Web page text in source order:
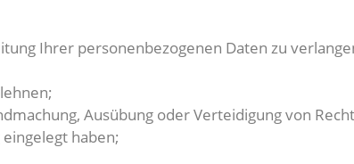
Ihrer personenbezogenen Daten zu
Ausübung oder Verteidigung von
haben;